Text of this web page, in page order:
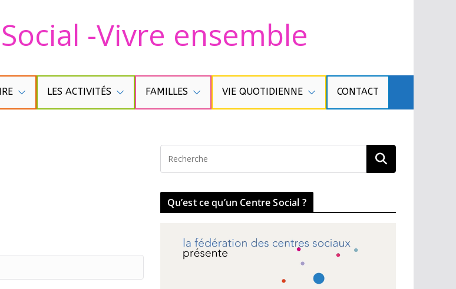
-Vivre ensemble
LES ACTIVITÉS FAMILLES VIE QUOTIDIENNE CONTACT
Qu’est ce qu’un Centre Social ?